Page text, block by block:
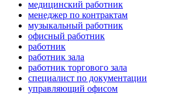
медицинский работник
менеджер по контрактам
музыкальный работник
офисный работник
работник
работник зала
работник торгового зала
специалист по документации
управляющий офисом